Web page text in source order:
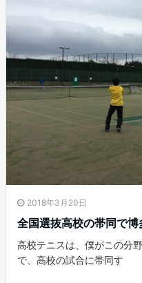
2018年3月20日
全国選抜高校の帯同で博
高校テニスは、僕がこの分
で、高校の試合に帯同す